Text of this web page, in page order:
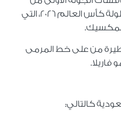
المجموعة الثامنة، في بطولة كأس العالم 2026، التي
من على خط المرمى
فاريلا.
كالتالي: